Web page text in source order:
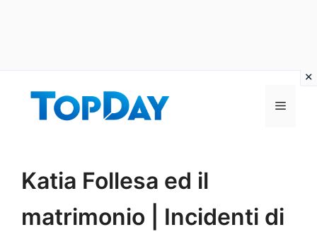
Menu
Katia Follesa ed il
matrimonio | Incidenti di